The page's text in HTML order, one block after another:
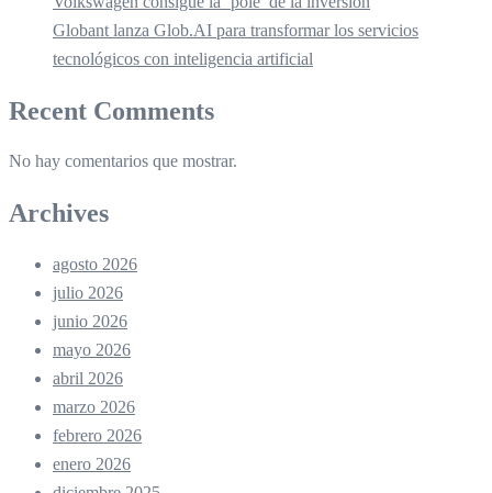
Globant lanza Glob.AI para transformar los servicios
tecnológicos con inteligencia artificial
Recent Comments
No hay comentarios que mostrar.
Archives
agosto 2026
julio 2026
junio 2026
mayo 2026
abril 2026
marzo 2026
febrero 2026
enero 2026